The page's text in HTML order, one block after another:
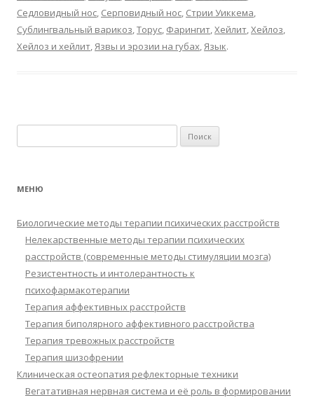
Седловидный нос, Серповидный нос, Стрии Уиккема,
Сублингвальный варикоз,Торус, Фарингит,Хейлит,Хейлоз,
Хейлоз и хейлит,Язвы и эрозии на губах,Язык.
МЕНЮ
Биологические методы терапии психических расстройств
Нелекарственные методы терапии психических
расстройств (современные методы стимуляции мозга)
Резистентность и интолерантность к
психофармакотерапии
Терапия аффективных расстройств
Терапия биполярного аффективного расстройства
Терапия тревожных расстройств
Терапия шизофрении
Клиническая остеопатия рефлекторные техники
Вегатативная нервная система и её роль в формировании